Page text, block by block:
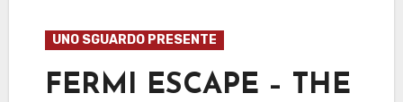
UNO SGUARDO PRESENTE
FERMI ESCAPE – THE